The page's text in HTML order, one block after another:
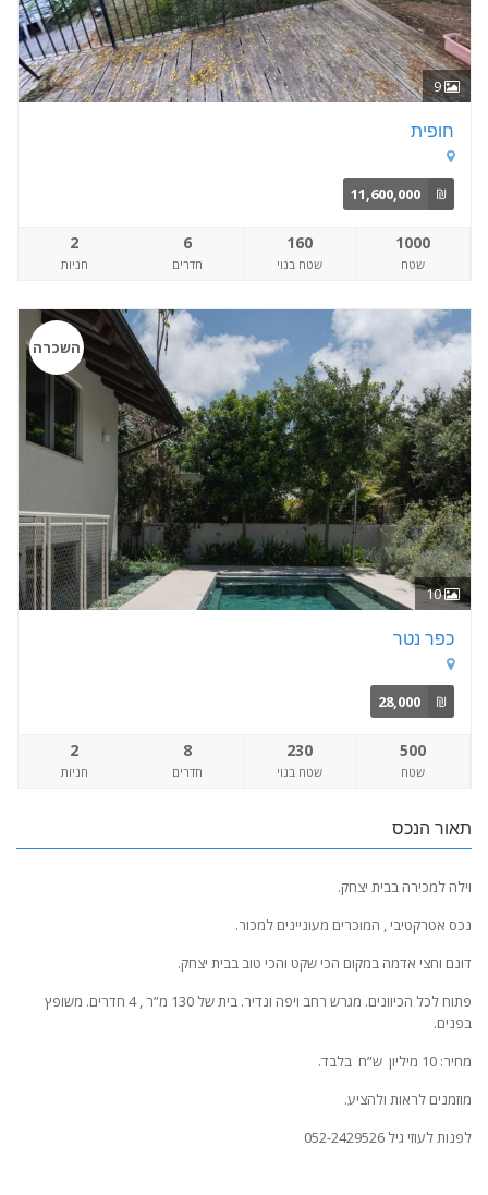
9
חופית
₪
11,600,000
1000
שטח
160
שטח בנוי
6
חדרים
2
חניות
10
השכרה
כפר נטר
₪
28,000
500
שטח
230
שטח בנוי
8
חדרים
2
חניות
תאור הנכס
וילה למכירה בבית יצחק.
נכס אטרקטיבי , המוכרים מעוניינים למכור.
דונם וחצי אדמה במקום הכי שקט והכי טוב בבית יצחק.
פתוח לכל הכיוונים. מגרש רחב ויפה ונדיר. בית של 130 מ”ר , 4 חדרים. משופץ
בפנים.
מחיר: 10 מיליון ש”ח בלבד.
מוזמנים לראות ולהציע.
לפנות לעוזי גיל 052-2429526